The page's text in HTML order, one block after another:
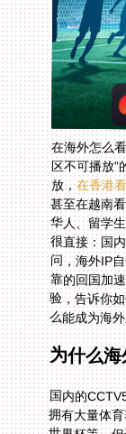
在海外怎么
区不可播放
放，在香港
验，告诉你
么能成为海
为什么
国内的
拥有大量体
世界杯等。
大陆用户观
到你的IP地
什么在新加
杯中文直播
权区域划分